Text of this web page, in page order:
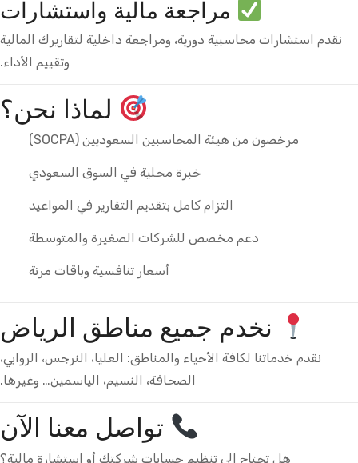
مراجعة مالية واستشارات
نقدم استشارات محاسبية دورية، ومراجعة داخلية لتقاريرك المالية
وتقييم الأداء.
لماذا نحن؟
مرخصون من هيئة المحاسبين السعوديين (SOCPA)
خبرة محلية في السوق السعودي
التزام كامل بتقديم التقارير في المواعيد
دعم مخصص للشركات الصغيرة والمتوسطة
أسعار تنافسية وباقات مرنة
نخدم جميع مناطق الرياض
نقدم خدماتنا لكافة الأحياء والمناطق: العليا، النرجس، الروابي،
الصحافة، النسيم، الياسمين… وغيرها.
تواصل معنا الآن
هل تحتاج إلى تنظيم حسابات شركتك أو استشارة مالية؟